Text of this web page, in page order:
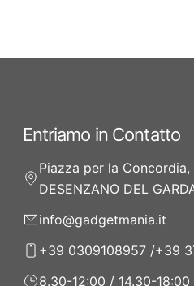
Entriamo in Contatto
Piazza per la Concordia,
DESENZANO DEL
info@gadgetmania.it
+39 0309108957 /+39
8.30-12:00 / 14.30-18:00